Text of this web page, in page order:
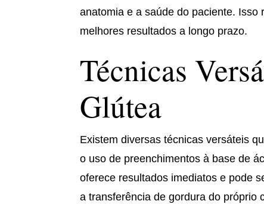
anatomia e a saúde do paciente.
melhores resultados a longo prazo.
Técnicas
Glútea
Existem diversas técnicas versáteis
o uso de preenchimentos à base de
oferece resultados imediatos e pode
a transferência de gordura do próprio